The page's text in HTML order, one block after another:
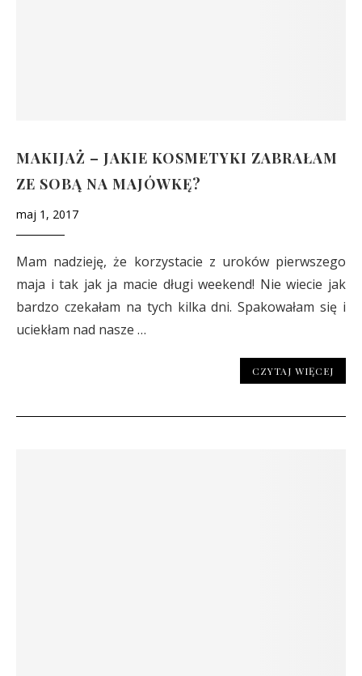
MAKIJAŻ – JAKIE KOSMETYKI ZABRAŁAM
ZE SOBĄ NA MAJÓWKĘ?
maj 1, 2017
Mam nadzieję, że korzystacie z uroków pierwszego
maja i tak jak ja macie długi weekend! Nie wiecie jak
bardzo czekałam na tych kilka dni. Spakowałam się i
uciekłam nad nasze …
CZYTAJ WIĘCEJ